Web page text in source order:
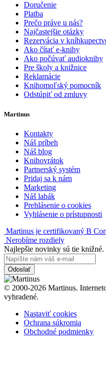
Doručenie
Platba
Prečo práve u nás?
Najčastejšie otázky
Rezervácia v
Ako čítať e-knihy
Ako počúvať audioknihy
Pre školy a knižnice
Reklamácie
Knihomoľský pomocník
Odstúpiť od zmluvy
Martinus
Kontakty
Náš príbeh
Náš blog
Knihovrátok
Partnerský systém
Pridaj sa k nám
Marketing
Náš labák
Prehlásenie o cookies
Vyhlásenie o prístupnosti
Martinus je certifikovaný B
Nerobíme rozdiely
Najlepšie novinky sú tie
Odoslať
© 2000-2026 Martinus.
vyhradené.
Nastaviť cookies
Ochrana súkromia
Obchodné podmienky